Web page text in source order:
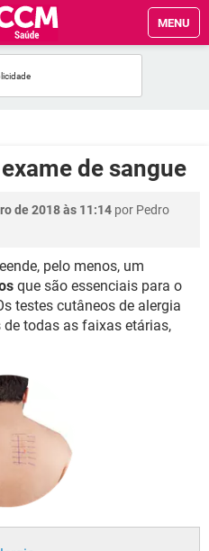
MENU
de sangue
de 2018 às 11:14 por Pedro
pelo menos, um
que são essenciais para o
testes cutâneos de alergia
todas as faixas etárias,